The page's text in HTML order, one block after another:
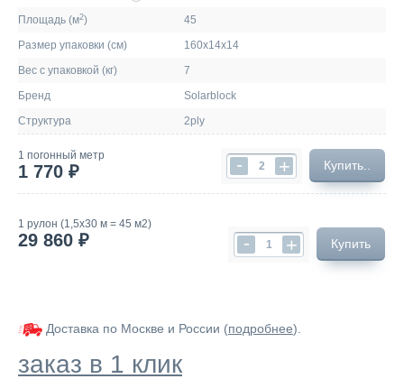
Площадь (м2)
45
Размер упаковки (см)
160х14х14
Вес с упаковкой (кг)
7
Бренд
Solarblock
Структура
2ply
1 погонный метр
1 770 ₽ - + Купить..
1 рулон (1,5х30 м = 45 м2)
29 860 ₽ - + Купить
Доставка по Москве и России (подробнее).
заказ в 1 клик